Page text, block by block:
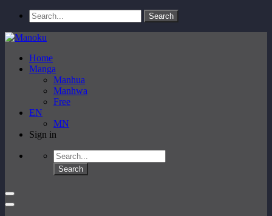
Home
Manga
Manhua
Manhwa
Free
EN
MN
Sign in